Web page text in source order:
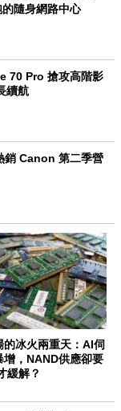
隨身網路中心
70 Pro 搶攻高階影
續航
銷 Canon 第二季營
的冰火兩重天：AI伺
增，NAND供應卻要
緩解？